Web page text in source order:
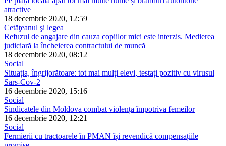
atractive
18 decembrie 2020, 12:59
Cetăţeanul şi legea
Refuzul de angajare din cauza copiilor mici este interzis. Medierea
judiciară la încheierea contractului de muncă
18 decembrie 2020, 08:12
Social
Situația, îngrijorătoare: tot mai mulți elevi, testați pozitiv cu virusul
Sars-Cov-2
16 decembrie 2020, 15:16
Social
Sindicatele din Moldova combat violența împotriva femeilor
16 decembrie 2020, 12:21
Social
Fermierii cu tractoarele în PMAN își revendică compensațiile